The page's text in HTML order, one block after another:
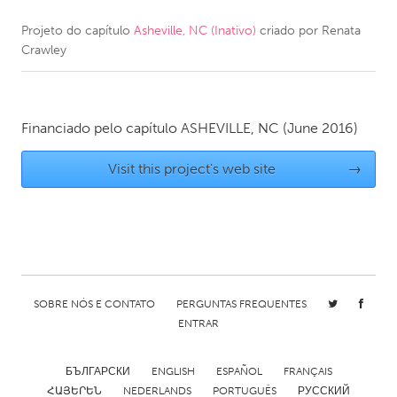
CANADA
Newmarket
Ottawa
South Shore
Toronto
Projeto do capítulo Asheville, NC (Inativo) criado por Renata
Crawley
Financiado pelo capítulo ASHEVILLE, NC (June 2016)
Visit this project's web site →
SOBRE NÓS E CONTATO
PERGUNTAS FREQUENTES
ENTRAR
БЪЛГАРСКИ ENGLISH ESPAÑOL
FRANÇAIS
ՀԱՅԵՐԵՆ
NEDERLANDS PORTUGUÊS РУССКИЙ